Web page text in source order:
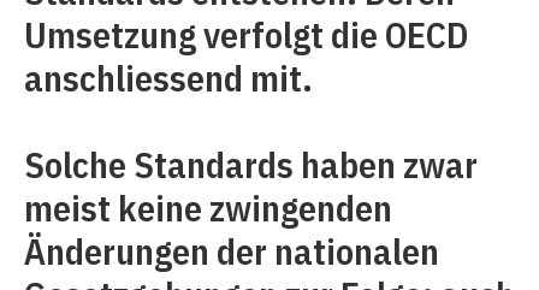
Umsetzung verfolgt die OECD
anschliessend mit.
Solche Standards haben zwar
meist keine zwingenden
Änderungen der nationalen